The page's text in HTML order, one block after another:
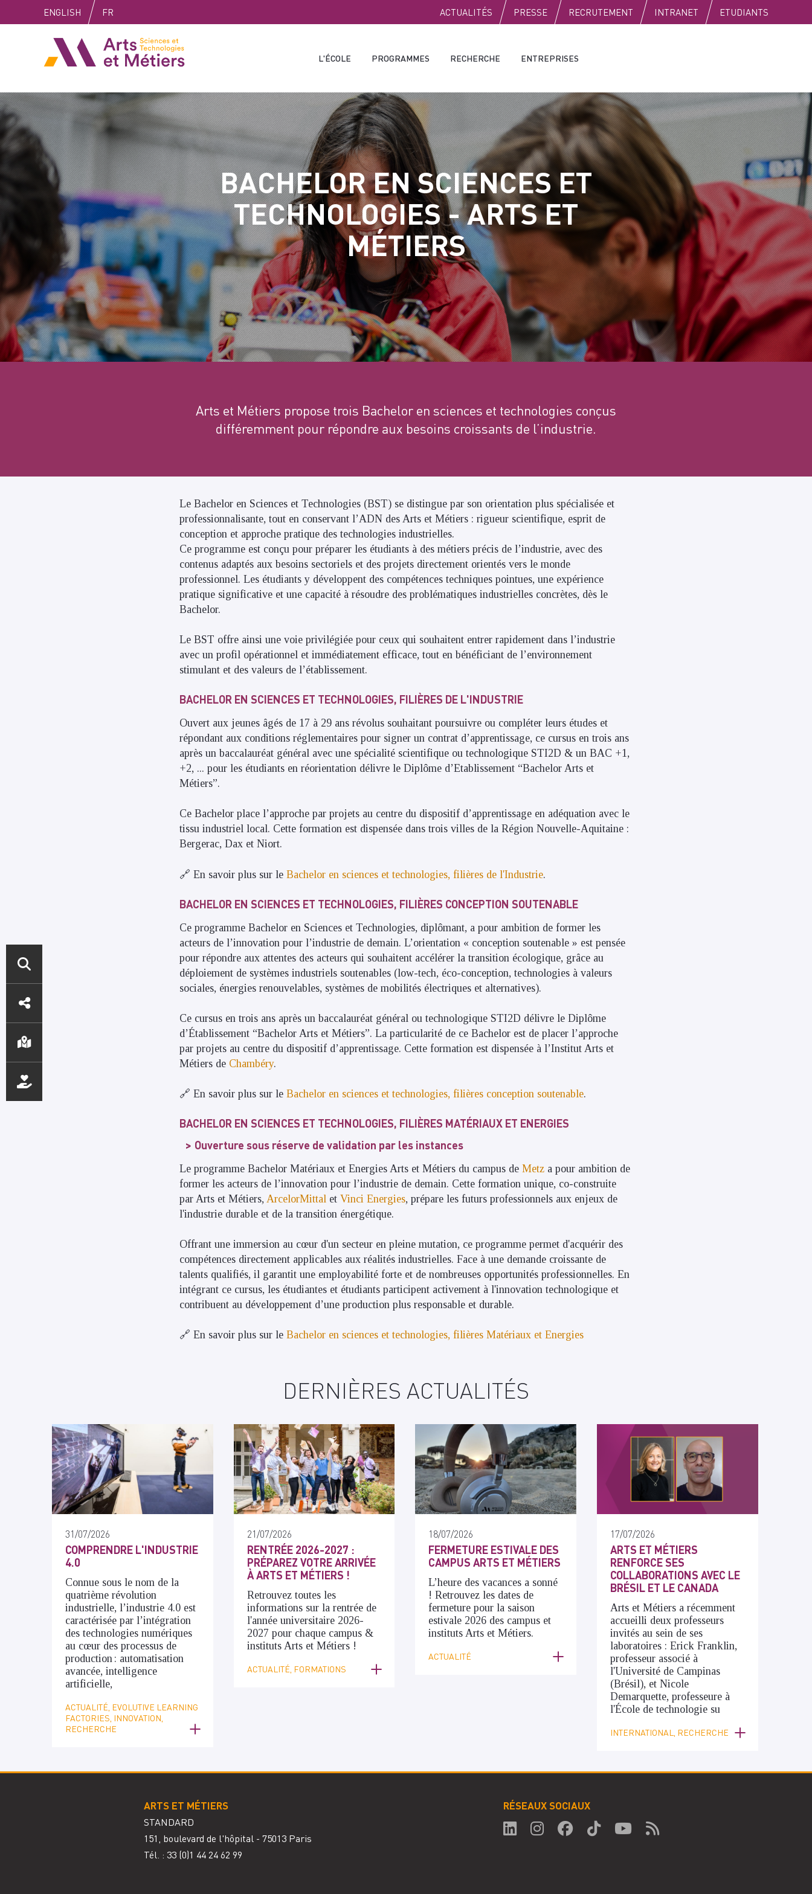
to
to
to
ENGLISH FR PUBLIC
ACTUALITÉS PRESSE RECRUTEMENT INTRANET ETUDIANTS
Arts et métiers
L'ÉCOLE PROGRAMMES RECHERCHE ENTREPRISES
ACCÈS
DIRECTS
BACHELOR EN SCIENCES ET
TECHNOLOGIES - ARTS ET
MÉTIERS
Arts et Métiers propose trois Bachelor en sciences et technologies conçus
différemment pour répondre aux besoins croissants de l’industrie.
Le Bachelor en Sciences et Technologies (BST) se distingue par son orientation plus spécialisée et
professionnalisante, tout en conservant l’ADN des Arts et Métiers : rigueur scientifique, esprit de
conception et approche pratique des technologies industrielles.
Ce programme est conçu pour préparer les étudiants à des métiers précis de l’industrie, avec des
contenus adaptés aux besoins sectoriels et des projets directement orientés vers le monde
professionnel. Les étudiants y développent des compétences techniques pointues, une expérience
pratique significative et une capacité à résoudre des problématiques industrielles concrètes, dès le
Bachelor.
Le BST offre ainsi une voie privilégiée pour ceux qui souhaitent entrer rapidement dans l’industrie
avec un profil opérationnel et immédiatement efficace, tout en bénéficiant de l’environnement
stimulant et des valeurs de l’établissement.
BACHELOR EN SCIENCES ET TECHNOLOGIES, FILIÈRES DE L'INDUSTRIE
Ouvert aux jeunes âgés de 17 à 29 ans révolus souhaitant poursuivre ou compléter leurs études et
répondant aux conditions réglementaires pour signer un contrat d’apprentissage, ce cursus en trois ans
après un baccalauréat général avec une spécialité scientifique ou technologique STI2D & un BAC +1,
+2, ... pour les étudiants en réorientation délivre le Diplôme d’Etablissement “Bachelor Arts et
Métiers”.
Ce Bachelor place l’approche par projets au centre du dispositif d’apprentissage en adéquation avec le
tissu industriel local. Cette formation est dispensée dans trois villes de la Région Nouvelle-Aquitaine :
Bergerac, Dax et Niort.
🔗 En savoir plus sur le Bachelor en sciences et technologies, filières de l'Industrie.
BACHELOR EN SCIENCES ET TECHNOLOGIES, FILIÈRES CONCEPTION SOUTENABLE
Ce programme Bachelor en Sciences et Technologies, diplômant, a pour ambition de former les
acteurs de l’innovation pour l’industrie de demain. L’orientation « conception soutenable » est pensée
pour répondre aux attentes des acteurs qui souhaitent accélérer la transition écologique, grâce au
déploiement de systèmes industriels soutenables (low-tech, éco-conception, technologies à valeurs
sociales, énergies renouvelables, systèmes de mobilités électriques et alternatives). ​
Ce cursus en trois ans après un baccalauréat général ou technologique STI2D délivre le Diplôme
d’Établissement “Bachelor Arts et Métiers”. La particularité de ce Bachelor est de placer l’approche
par projets au centre du dispositif d’apprentissage. Cette formation est dispensée à l’Institut Arts et
Métiers de Chambéry.
🔗 En savoir plus sur le Bachelor en sciences et technologies, filières conception soutenable.
BACHELOR EN SCIENCES ET TECHNOLOGIES, FILIÈRES MATÉRIAUX ET ENERGIES
Ouverture sous réserve de validation par les instances
Le programme Bachelor Matériaux et Energies Arts et Métiers du campus de Metz a pour ambition de
former les acteurs de l’innovation pour l’industrie de demain. Cette formation unique, co-construite
par Arts et Métiers, ArcelorMittal et Vinci Energies, prépare les futurs professionnels aux enjeux de
l'industrie durable et de la transition énergétique.
Offrant une immersion au cœur d'un secteur en pleine mutation, ce programme permet d'acquérir des
compétences directement applicables aux réalités industrielles. Face à une demande croissante de
talents qualifiés, il garantit une employabilité forte et de nombreuses opportunités professionnelles. En
intégrant ce cursus, les étudiantes et étudiants participent activement à l'innovation technologique et
contribuent au développement d’une production plus responsable et durable.
🔗 En savoir plus sur le Bachelor en sciences et technologies, filières Matériaux et Energies
DERNIÈRES ACTUALITÉS
31/07/2026
COMPRENDRE L'INDUSTRIE
4.0
Connue sous le nom de la
quatrième révolution
industrielle, l’industrie 4.0 est
caractérisée par l’intégration
des technologies numériques
au cœur des processus de
production : automatisation
avancée, intelligence
artificielle,
ACTUALITÉ, EVOLUTIVE LEARNING
FACTORIES, INNOVATION,
RECHERCHE
21/07/2026
RENTRÉE 2026-2027 :
PRÉPAREZ VOTRE ARRIVÉE
À ARTS ET MÉTIERS !
Retrouvez toutes les
informations sur la rentrée de
l'année universitaire 2026-
2027 pour chaque campus &
instituts Arts et Métiers !
ACTUALITÉ, FORMATIONS
18/07/2026
FERMETURE ESTIVALE DES
CAMPUS ARTS ET MÉTIERS
L’heure des vacances a sonné
! Retrouvez les dates de
fermeture pour la saison
estivale 2026 des campus et
instituts Arts et Métiers.
ACTUALITÉ
17/07/2026
ARTS ET MÉTIERS
RENFORCE SES
COLLABORATIONS AVEC LE
BRÉSIL ET LE CANADA
Arts et Métiers a récemment
accueilli deux professeurs
invités au sein de ses
laboratoires : Erick Franklin,
professeur associé à
l'Université de Campinas
(Brésil), et Nicole
Demarquette, professeure à
l'École de technologie su
INTERNATIONAL, RECHERCHE
ARTS ET MÉTIERS
STANDARD
151, boulevard de l'hôpital - 75013 Paris
Tél. : 33 (0)1 44 24 62 99
RÉSEAUX SOCIAUX